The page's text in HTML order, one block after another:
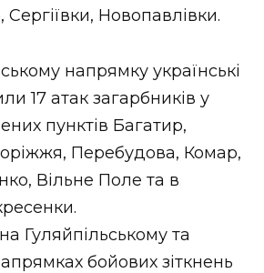
Новопавлівки.
напрямку українські
17 атак загарбників у
пунктів Багатир,
Перебудова, Комар,
Вільне Поле та в
Гуляйпільському та
бойових зіткнень